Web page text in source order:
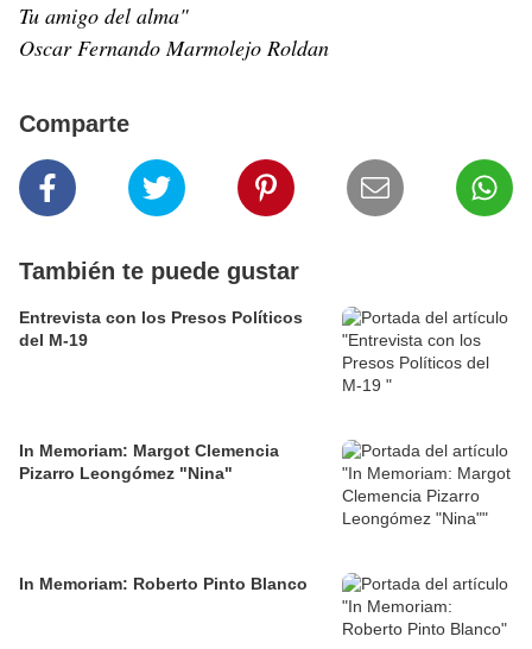
Tu amigo del alma"
Oscar Fernando Marmolejo Roldan
Comparte
También te puede gustar
Entrevista con los Presos Políticos
del M-19
In Memoriam: Margot Clemencia
Pizarro Leongómez "Nina"
In Memoriam: Roberto Pinto Blanco